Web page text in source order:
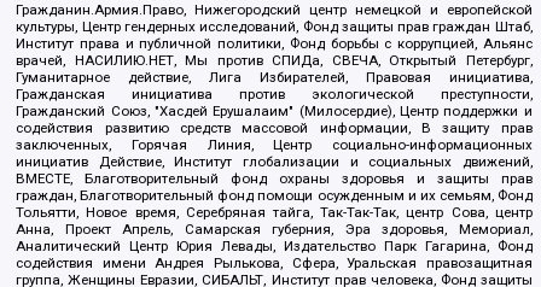
Гражданин.Армия.Право, Нижегородский центр немецкой и европейской
культуры, Центр гендерных исследований, Фонд защиты прав граждан Штаб,
Институт права и публичной политики, Фонд борьбы с коррупцией, Альянс
врачей, НАСИЛИЮ.НЕТ, Мы против СПИДа, СВЕЧА, Открытый Петербург,
Гуманитарное действие, Лига Избирателей, Правовая инициатива,
Гражданская инициатива против экологической преступности,
Гражданский Союз, "Хасдей Ерушалаим" (Милосердие), Центр поддержки и
содействия развитию средств массовой информации, В защиту прав
заключенных, Горячая Линия, Центр социально-информационных
инициатив Действие, Институт глобализации и социальных движений,
ВМЕСТЕ, Благотворительный фонд охраны здоровья и защиты прав
граждан, Благотворительный фонд помощи осужденным и их семьям, Фонд
Тольятти, Новое время, Серебряная тайга, Так-Так-Так, центр Сова, центр
Анна, Проект Апрель, Самарская губерния, Эра здоровья, Мемориал,
Аналитический Центр Юрия Левады, Издательство Парк Гагарина, Фонд
содействия имени Андрея Рылькова, Сфера, Уральская правозащитная
группа, Женщины Евразии, СИБАЛЬТ, Институт прав человека, Фонд защиты